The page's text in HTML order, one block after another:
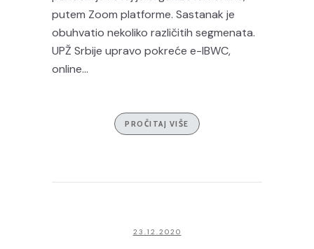
putem Zoom platforme. Sastanak je
obuhvatio nekoliko različitih segmenata.
UPŽ Srbije upravo pokreće e-IBWC,
online...
PROČITAJ VIŠE
23.12.2020